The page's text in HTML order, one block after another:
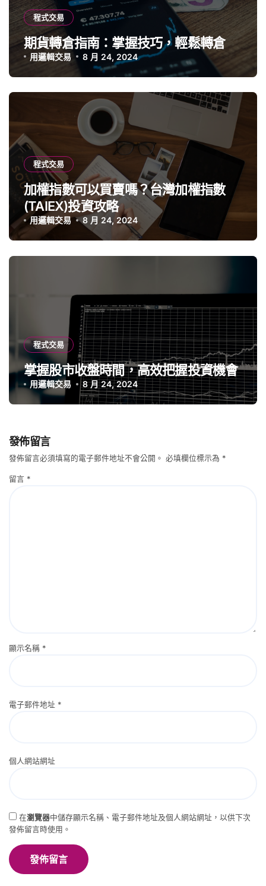
程式交易
期貨轉倉指南：掌握技巧，輕鬆轉倉
用邏輯交易 8 月 24, 2024
程式交易
加權指數可以買賣嗎？台灣加權指數
(TAIEX)投資攻略
用邏輯交易 8 月 24, 2024
程式交易
掌握股市收盤時間，高效把握投資機會
用邏輯交易 8 月 24, 2024
發佈留言
發佈留言必須填寫的電子郵件地址不會公開。 必填欄位標示為 *
留言 *
顯示名稱 *
電子郵件地址 *
個人網站網址
在瀏覽器中儲存顯示名稱、電子郵件地址及個人網站網址，以供下次
發佈留言時使用。